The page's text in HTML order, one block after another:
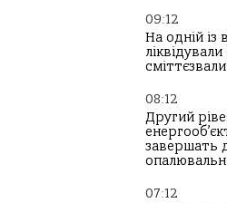
09:12
На одній із
ліквідували
08:12
Другий
завершать
07:12